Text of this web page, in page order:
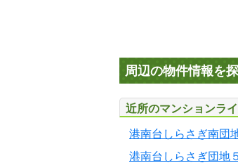
周辺の物件情報を
近所のマンションラ
港南台しらさぎ南団
港南台しらさぎ団地